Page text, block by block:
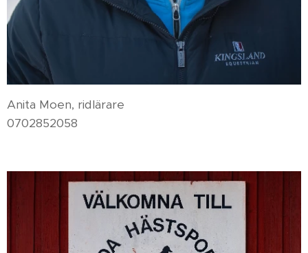
Anita Moen, ridlärare
0702852058